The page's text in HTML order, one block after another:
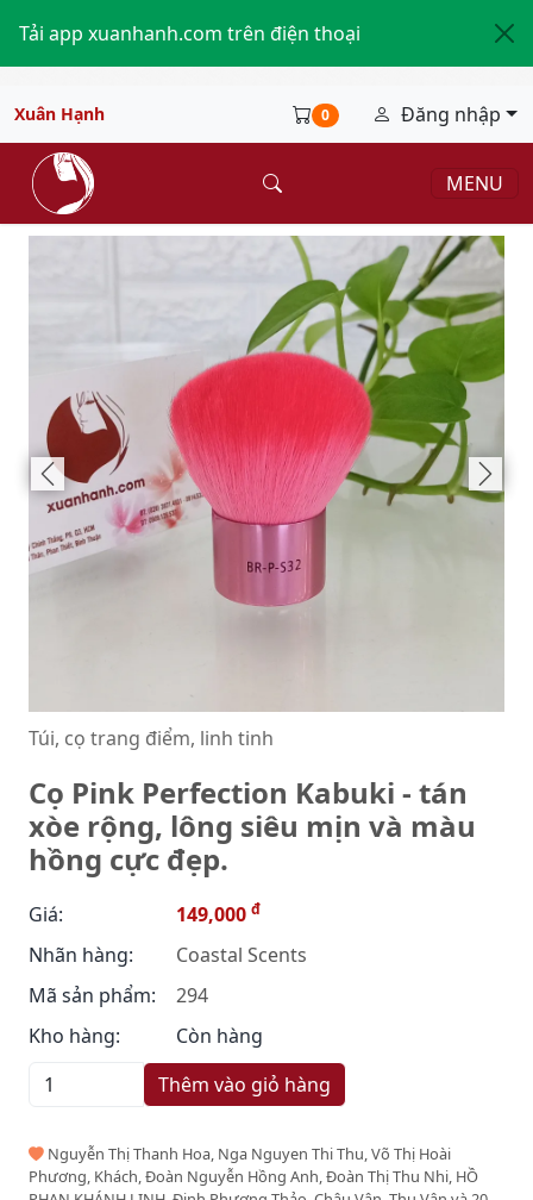
Tải app xuanhanh.com trên điện thoại
Xuân Hạnh 0 Đăng nhập
MENU
Túi, cọ trang điểm, linh tinh
Cọ Pink Perfection Kabuki - tán
xòe rộng, lông siêu mịn và màu
hồng cực đẹp.
Giá: 149,000 đ
Nhãn hàng:
Coastal Scents
Mã sản phẩm:
294
Kho hàng:
Còn hàng
Thêm vào giỏ hàng
Nguyễn Thị Thanh Hoa, Nga Nguyen Thi Thu, Võ Thị Hoài
Phương, Khách, Đoàn Nguyễn Hồng Anh, Đoàn Thị Thu Nhi, HỒ